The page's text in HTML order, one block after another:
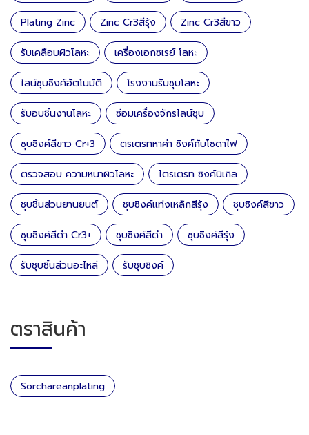
Plating Zinc Zinc Cr3สีรุ้ง Zinc Cr3สีขาว
รับเคลือบผิวโลหะ เครื่องเอกซเรย์ โลหะ
ไลน์ชุบซิงค์อัตโนมัติ โรงงานรับชุบโลหะ
รับอบชิ้นงานโลหะ ซ่อมเครื่องจักรไลน์ชุบ
ชุบซิงค์สีขาว Cr+3 ตรเตรทหาค่า ซิงค์กับโซดาไฟ
ตรวจสอบ ความหนาผิวโลหะ ไตรเตรท ซิงค์นิเกิล
ชุบชิ้นส่วนยานยนต์ ชุบซิงค์แท่งเหล็กสีรุ้ง ชุบซิงค์สีขาว
ชุบซิงค์สีดำ Cr3+ ชุบซิงค์สีดำ ชุบซิงค์สีรุ้ง
รับชุบชิ้นส่วนอะไหล่ รับชุบซิงค์
ตราสินค้า
Sorchareanplating